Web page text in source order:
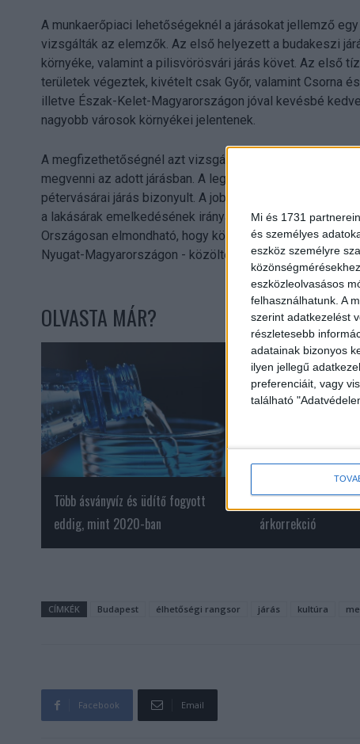
Mi és 1731
és személyes
eszköz személyre
eszközleolvasásos
felhasználhatunk. A
szerint adatkezelést
részletesebb
adatainak bizonyos
ilyen jellegű
preferenciáit, vagy
található
A munkaerőpiaci lehetőségeknél a járásokat jellemző
vizsgálták az elemzők. Az első helyezett a budakeszi
környéke, valamint a pilisvörösvári járás követ. Az első
területek végeztek, kivételt csak Győr, valamint Csorna
illetve Észak-Kelet-Magyarországon jóval kevésbé
nagyobb városok környékei jelentenek.
A megfizethetőségnél azt vizsgálták, hogy az ott élők
megvenni az adott járásban. A legmegfizethetőbbnek a
pétervásárai járás bizonyult. A jobb munkaerőpiaci
a lakásárak emelkedésének irányába hat, rontva ezzel
Országosan elmondható, hogy könnyebb lakáshoz jutni
Nyugat-Magyarországon - közölte a Takarék Index.
OLVASTA MÁR?
Több ásványvíz és üdítő fogyott
eddig, mint 2020-ban
A hirdetőknek is
árkorrekció
CÍMKÉK Budapest élhetőségi rangsor járás kultúra
Facebook Email